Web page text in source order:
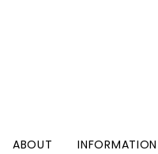
ABOUT INFORMATION